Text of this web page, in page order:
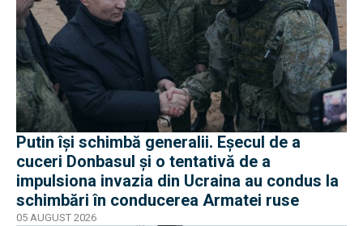
Putin își schimbă generalii. Eșecul de a
cuceri Donbasul și o tentativă de a
impulsiona invazia din Ucraina au condus la
schimbări în conducerea Armatei ruse
05 AUGUST 2026